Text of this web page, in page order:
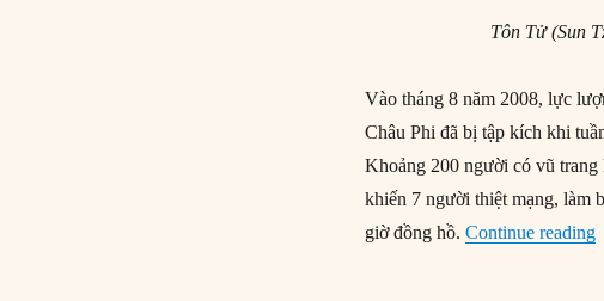
Tôn Tử (Sun
Vào tháng 8 năm 2008, lực
Châu Phi đã bị tập kích khi
Khoảng 200 người có vũ trang
khiến 7 người thiệt mạng, làm
giờ đồng hồ.Continue reading